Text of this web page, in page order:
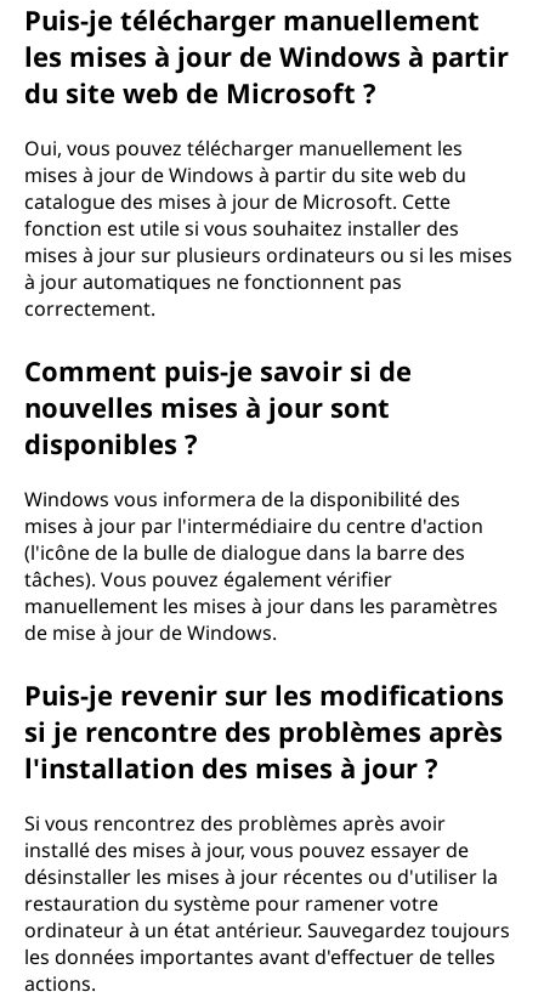
Puis-je télécharger manuellement
les mises à jour de Windows à partir
du site web de Microsoft ?
Oui, vous pouvez télécharger manuellement les
mises à jour de Windows à partir du site web du
catalogue des mises à jour de Microsoft. Cette
fonction est utile si vous souhaitez installer des
mises à jour sur plusieurs ordinateurs ou si les mises
à jour automatiques ne fonctionnent pas
correctement.
Comment puis-je savoir si de
nouvelles mises à jour sont
disponibles ?
Windows vous informera de la disponibilité des
mises à jour par l'intermédiaire du centre d'action
(l'icône de la bulle de dialogue dans la barre des
tâches). Vous pouvez également vérifier
manuellement les mises à jour dans les paramètres
de mise à jour de Windows.
Puis-je revenir sur les modifications
si je rencontre des problèmes après
l'installation des mises à jour ?
Si vous rencontrez des problèmes après avoir
installé des mises à jour, vous pouvez essayer de
désinstaller les mises à jour récentes ou d'utiliser la
restauration du système pour ramener votre
ordinateur à un état antérieur. Sauvegardez toujours
les données importantes avant d'effectuer de telles
actions.